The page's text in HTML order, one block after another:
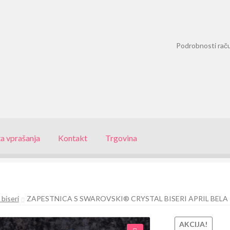
Podrobnosti
vprašanja Kontakt Trgovina
biseri ZAPESTNICA S SWAROVSKI® CRYSTAL BISERI APRIL BELA
AKCIJA!